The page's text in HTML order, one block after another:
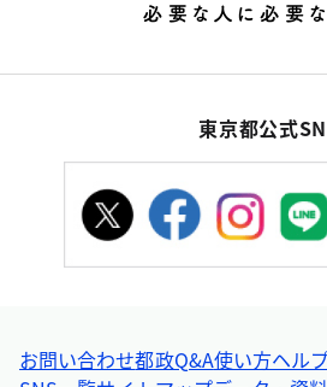
東京都公式
お問い合わせ都政Q&A使い方ヘル